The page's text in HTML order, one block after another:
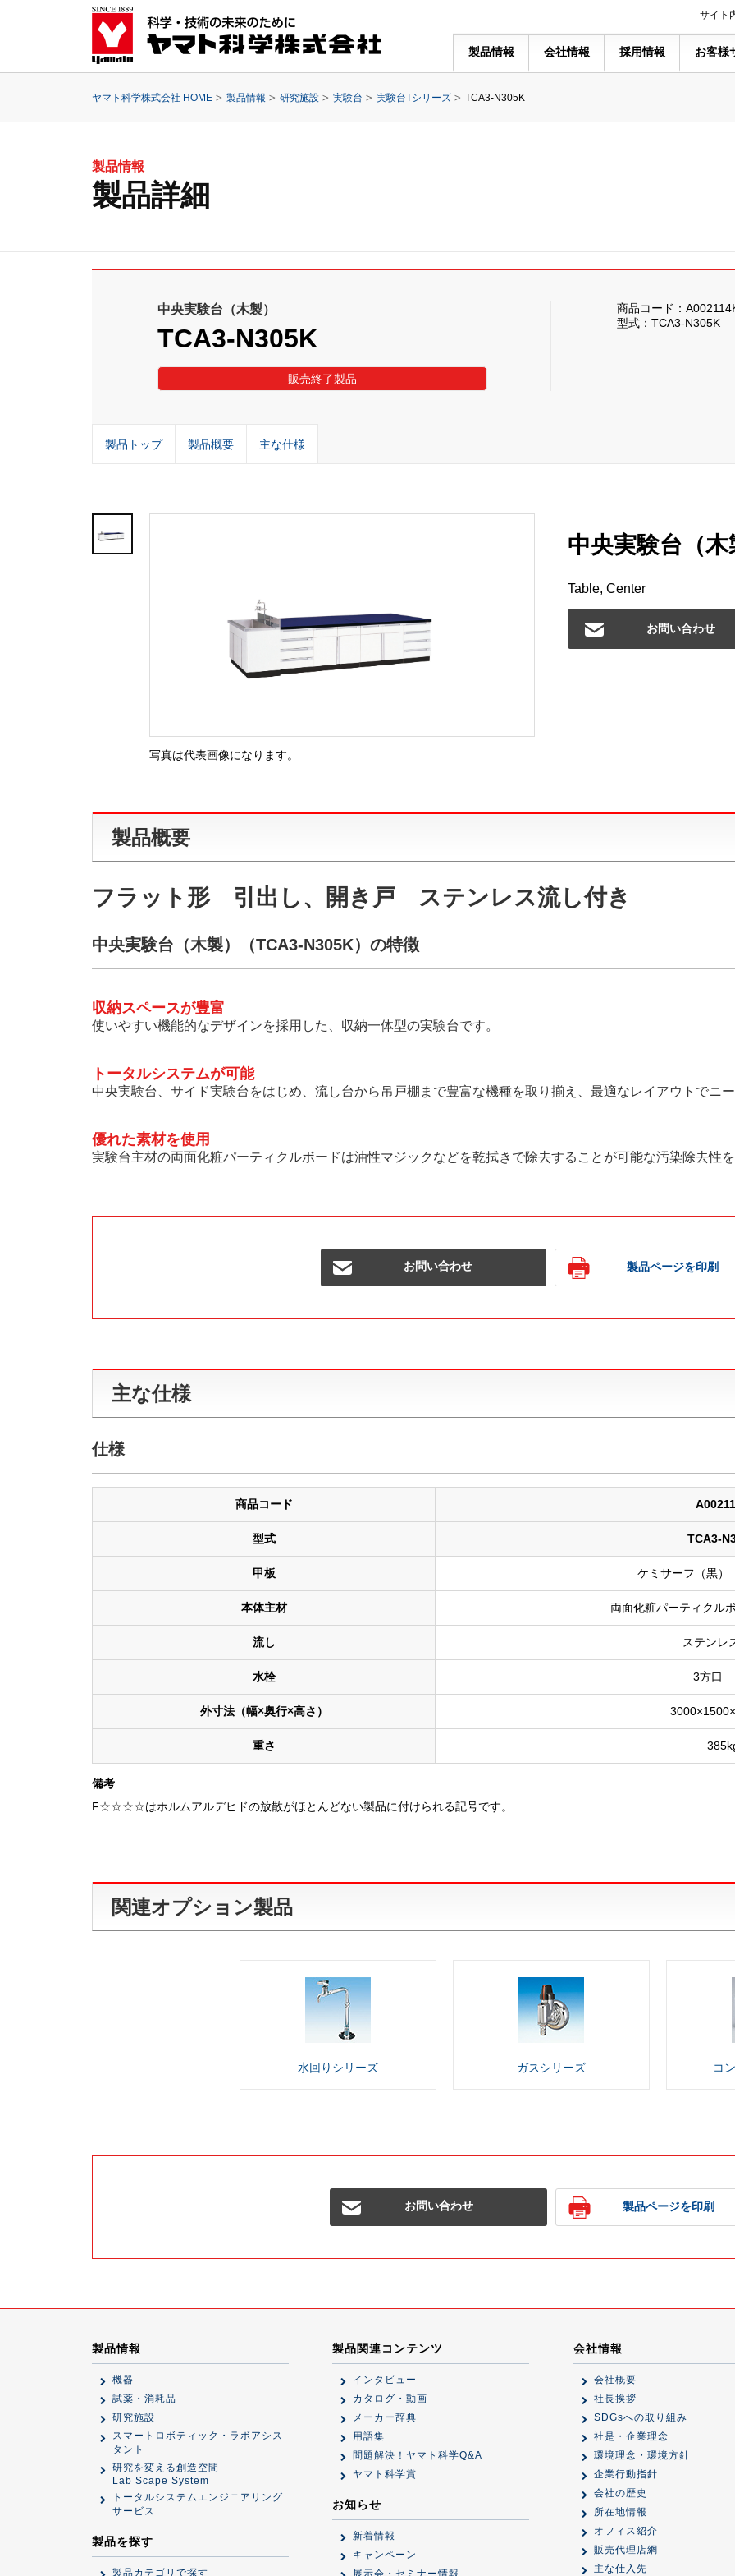
サイト
製品情報 会社情報 採用情報 お客様
ヤマト科学株式会社 HOME 製品情報 研究施設 実験台 実験台Tシリーズ TCA3-N305K
製品情報
製品詳細
中央実験台（木製）
TCA3-N305K
販売終了製品
商品コード：
型式：TCA3-N305K
製品トップ 製品概要 主な仕様
写真は代表画像になります。
中央実験台（木
Table, Center
お問い合わせ
製品概要
フラット形 引出し、開き戸 ステンレス流し付き
中央実験台（木製）（TCA3-N305K）の特徴
収納スペースが豊富
使いやすい機能的なデザインを採用した、収納一体型の実験台です。
トータルシステムが可能
中央実験台、サイド実験台をはじめ、流し台から吊戸棚まで豊富な機種を取り揃え、最適なレイアウトでニー
優れた素材を使用
実験台主材の両面化粧パーティクルボードは油性マジックなどを乾拭きで除去することが可能な汚染除去性
お問い合わせ 製品ページを印刷
主な仕様
仕様
商品コード
型式 TCA3-
甲板 ケミサーフ（黒
本体主材 両面化粧パーティク
流し ステンレ
水栓 3方口
外寸法（幅×奥行×高さ）
重さ
備考
F☆☆☆☆はホルムアルデヒドの放散がほとんどない製品に付けられる記号です。
関連オプション製品
水回り シリーズ ガスシリーズ コ
お問い合わせ 製品ページを印刷
製品情報
機器
試薬・消耗品
研究施設
スマートロボティック・ラボアシス
タント
研究を変える創造空間
Lab Scape System
トータルシステムエンジニアリング
サービス
製品を探す
製品カテゴリで探す
製品関連コンテンツ
インタビュー
カタログ・動画
メーカー辞典
用語集
問題解決！ヤマト科学Q&A
ヤマト科学賞
お知らせ
新着情報
キャンペーン
展示会・セミナー情報
会社情報
会社概要
社長挨拶
SDGsへの取り組み
社是・企業理念
環境理念・環境方針
企業行動指針
会社の歴史
所在地情報
オフィス紹介
販売代理店網
主な仕入先